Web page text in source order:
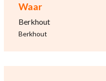
Waar
Berkhout
Berkhout